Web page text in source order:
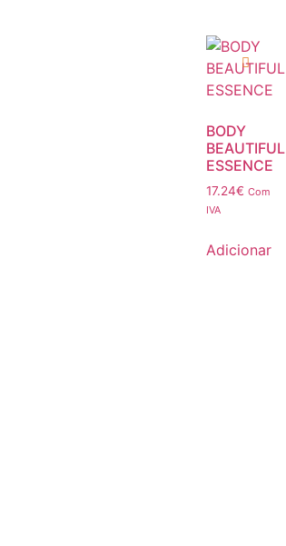
BODY
BEAUTIFUL
ESSENCE
17.24€ Com
IVA
Adicionar